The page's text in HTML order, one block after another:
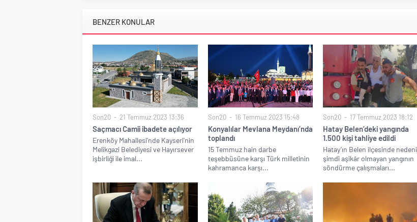
BENZER KONULAR
Son20 21 Temmuz 2023 13:36
Saçmacı Camii ibadete açılıyor
Erenköy Mahallesi’nde Kayseri'nin
Melikgazi Belediyesi ve Hayırsever
işbirliği ile imal...
Son20 16 Temmuz 2023 15:48
Konyalılar Mevlana Meydanı’nda
toplandı
15 Temmuz hain darbe
teşebbüsüne karşı Türk milletinin
kahramanca karşı...
Son20 17 Temmuz 2023 18:12
Hatay Belen’deki yangında
1.500 kişi tahliye edildi
Hatay’ın Belen ilçesinde nedeni
şimdi aşikâr olmayan yangının
söndürme çalışmaları...